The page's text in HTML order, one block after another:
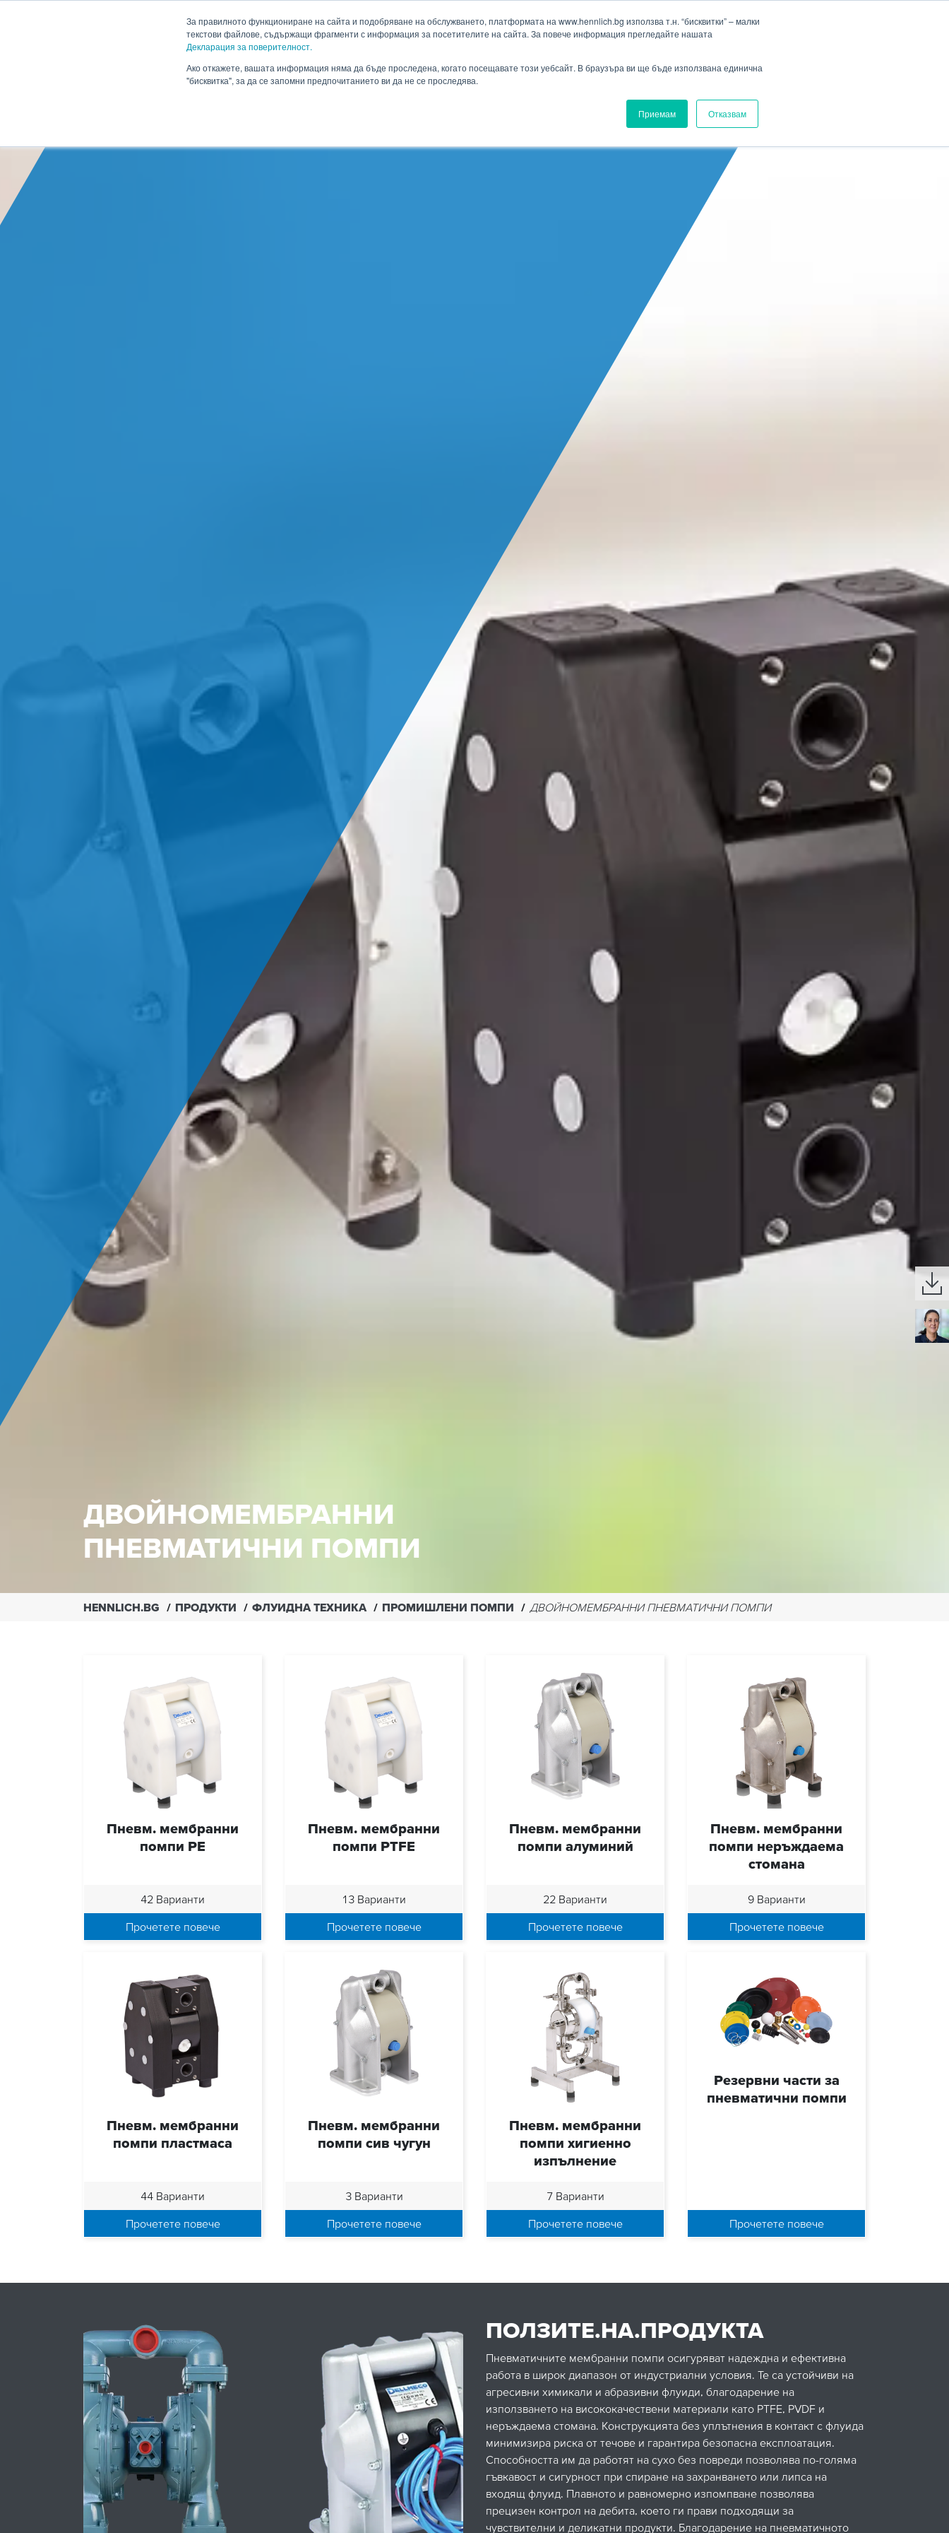
За правилното функциониране на сайта и подобряване на обслужването, платформата на www.hennlich.bg използва т.н. “бисквитки” – малки
текстови файлове, съдържащи фрагменти с информация за посетителите на сайта. За повече информация прегледайте нашата
Декларация за поверителност.
Ако откажете, вашата информация няма да бъде проследена, когато посещавате този уебсайт. В браузъра ви ще бъде използвана единична
"бисквитка", за да се запомни предпочитанието ви да не се проследява.
Приемам Отказвам
Падащо меню ФирмаПадащо меню Кариера
HENNLICH
Продукти Приложения
Търсене
ДВОЙНОМЕМБРАННИ
ПНЕВМАТИЧНИ ПОМПИ
HENNLICH.BG ПРОДУКТИ ФЛУИДНА ТЕХНИКА ПРОМИШЛЕНИ ПОМПИ ДВОЙНОМЕМБРАННИ ПНЕВМАТИЧНИ ПОМПИ
Пневм. мембранни
помпи PE
42 Варианти
Прочетете повече
Пневм. мембранни
помпи PTFE
13 Варианти
Прочетете повече
Пневм. мембранни
помпи алуминий
22 Варианти
Прочетете повече
Пневм. мембранни
помпи неръждаема
стомана
9 Варианти
Прочетете повече
Пневм. мембранни
помпи пластмаса
44 Варианти
Прочетете повече
Пневм. мембранни
помпи сив чугун
3 Варианти
Прочетете повече
Пневм. мембранни
помпи хигиенно
изпълнение
7 Варианти
Прочетете повече
Резервни части за
пневматични помпи
Прочетете повече
ПОЛЗИТЕ.НА.ПРОДУКТА
Пневматичните мембранни помпи осигуряват надеждна и ефективна
работа в широк диапазон от индустриални условия. Те са устойчиви на
агресивни химикали и абразивни флуиди, благодарение на
използването на висококачествени материали като PTFE, PVDF и
неръждаема стомана. Конструкцията без уплътнения в контакт с флуида
минимизира риска от течове и гарантира безопасна експлоатация.
Способността им да работят на сухо без повреди позволява по-голяма
гъвкавост и сигурност при спиране на захранването или липса на
входящ флуид. Плавното и равномерно изпомпване позволява
прецизен контрол на дебита, което ги прави подходящи за
чувствителни и деликатни продукти. Благодарение на пневматичното